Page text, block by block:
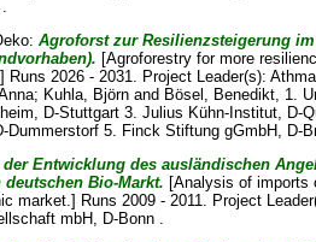
Agroforst zur Resilienzsteigerung
[Agroforestry for more
Runs 2026 - 2031. Project Leader(s):
; Kuhla, Björn and Bösel, Benedikt, 1.
D-Stuttgart 3. Julius Kühn-Institut, D-
Dummerstorf 5. Finck Stiftung gGmbH, D-
der Entwicklung des ausländischen
deutschen Bio-Markt. [Analysis of imports
market.] Runs 2009 - 2011. Project
mbH, D-Bonn .